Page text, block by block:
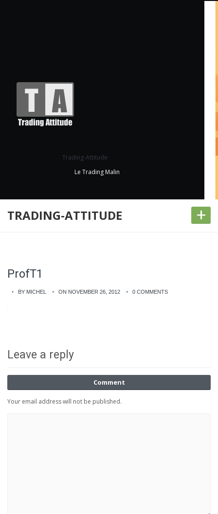
Trading-Attitude
Le Trading Malin
TRADING-ATTITUDE +
ProfT1
BY MICHEL ON NOVEMBER 26, 2012 0 COMMENTS
Leave a reply
Comment
Your email address will not be published.